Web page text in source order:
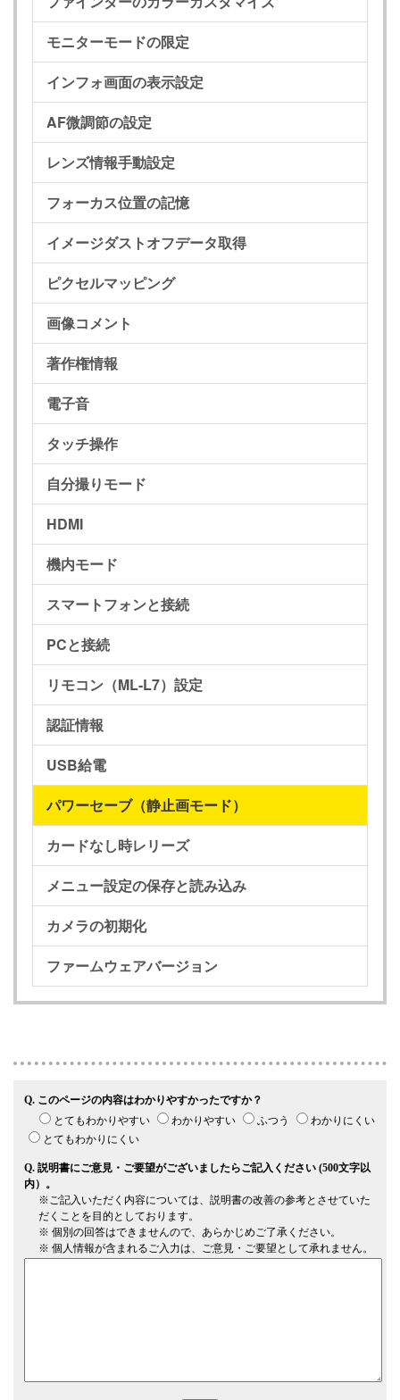
モニターモードの限定
インフォ画面の表示設定
AF微調節の設定
レンズ情報手動設定
フォーカス位置の記憶
イメージダストオフデータ取得
ピクセルマッピング
画像コメント
著作権情報
電子音
タッチ操作
自分撮りモード
HDMI
機内モード
スマートフォンと接続
PCと接続
リモコン（ML-L7）設定
認証情報
USB給電
パワーセーブ（静止画モード）
カードなし時レリーズ
メニュー設定の保存と読み込み
カメラの初期化
ファームウェアバージョン